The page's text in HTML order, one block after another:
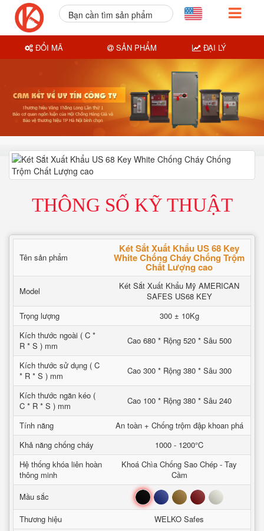
THÔNG SỐ KỸ THUẬT
Tên sản phẩm
Két Sắt Xuất Khẩu US 68 Key
White Chống Cháy Chống Trộm
Chất Lượng cao
Model
Két Sắt Xuất Khẩu Mỹ AMERICAN
SAFES US68 KEY
Trọng lượng
300 ± 10Kg
Kích thước ngoài ( C *
R * S ) mm
Cao 680 * Rộng 520 * Sâu 500
Kích thước sử dụng ( C
* R * S ) mm
Cao 300 * Rộng 380 * Sâu 300
Kích thước ngăn kéo (
C * R * S ) mm
Cao 100 * Rộng 380 * Sâu 240
Tính năng
An toàn + Chống trộm đập khoan phá
Khả năng chống cháy
1000 - 1200°C
Hệ thống khóa liên hoàn
thông minh
Khoá Chìa Chống Sao Chép - Tay
Cầm
Mầu sắc
Đen Xanh Nâu Đỏ Trắng
Thương hiệu
WELKO Safes
Bạn cần tìm sản phẩm
ĐỔI MÃ SẢN PHẨM ĐẠI LÝ